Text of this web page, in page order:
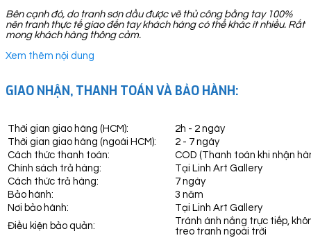
Bên cạnh đó, do tranh sơn dầu được vẽ thủ công bằng tay 100%
nên tranh thực tế giao đến tay khách hàng có thể khác ít nhiều. Rất
mong khách hàng thông cảm.
Xem thêm nội dung
GIAO NHẬN, THANH TOÁN VÀ BẢO HÀNH:
Thời gian giao hàng (HCM):
2h - 2 ngày
Thời gian giao hàng (ngoài HCM):
2 - 7 ngày
Cách thức thanh toán:
COD (Thanh toán khi nhận
Chính sách trả hàng:
Tại Linh Art Gallery
Cách thức trả hàng:
7 ngày
Bảo hành:
3 năm
Nơi bảo hành:
Tại Linh Art Gallery
Điều kiện bảo quản:
Tránh ánh nắng trực tiếp,
treo tranh ngoài trời